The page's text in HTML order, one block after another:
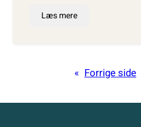
Læs mere
« Forrige side